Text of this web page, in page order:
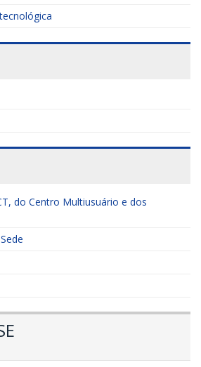
do Centro Multiusuário e dos